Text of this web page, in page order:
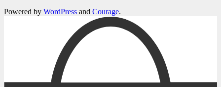
Powered by WordPress and Courage.